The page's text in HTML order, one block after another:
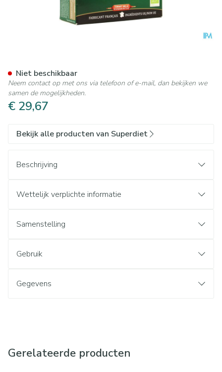
€ 29,67
Niet beschikbaar
Neem contact op met ons via telefoon of e-mail, dan bekijken we
samen de mogelijkheden.
Bekijk alle producten van Superdiet
Beschrijving
Wettelijk verplichte informatie
Samenstelling
Gebruik
Gegevens
Gerelateerde producten